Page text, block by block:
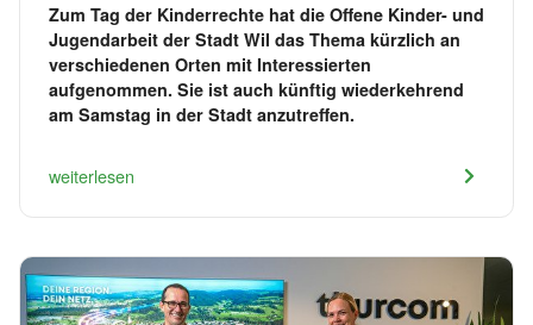
Zum Tag der Kinderrechte hat die Offene Kinder- und
Jugendarbeit der Stadt Wil das Thema kürzlich an
verschiedenen Orten mit Interessierten
aufgenommen. Sie ist auch künftig wiederkehrend
am Samstag in der Stadt anzutreffen.
weiterlesen